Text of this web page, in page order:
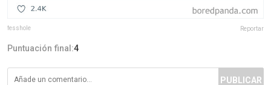
fesshole Reportar
Puntuación final:4
PUBLICAR